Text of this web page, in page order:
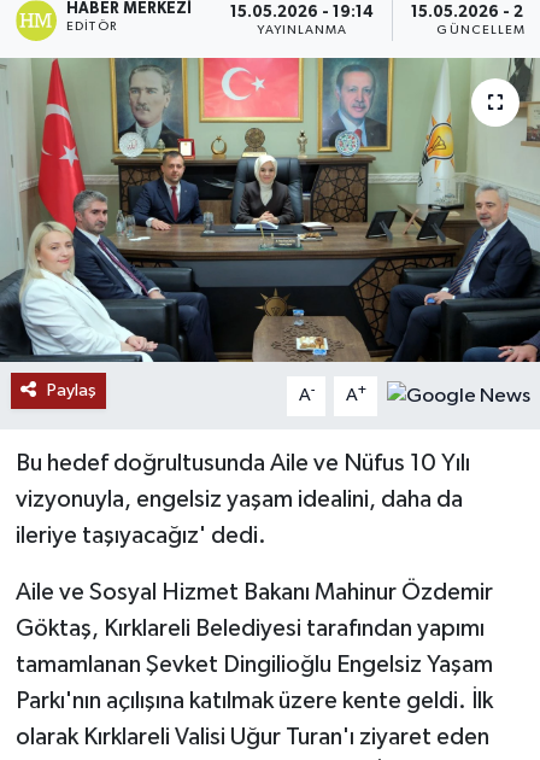
HABER MERKEZI
EDITÖR
15.05.2026 - 19:14
YAYINLANMA
15.05.2026 -
GÜNCELLEME
Paylaş A- A+
Bu hedef doğrultusunda Aile ve Nüfus 10 Yılı
vizyonuyla, engelsiz yaşam idealini, daha da
ileriye taşıyacağız' dedi.
Aile ve Sosyal Hizmet Bakanı Mahinur Özdemir
Göktaş, Kırklareli Belediyesi tarafından yapımı
tamamlanan Şevket Dingilioğlu Engelsiz Yaşam
Parkı'nın açılışına katılmak üzere kente geldi. İlk
olarak Kırklareli Valisi Uğur Turan'ı ziyaret eden
Gündem
Haberde İnsan
Kültür Sanat
Magazin
Politika
Son Dakika
Yaşam
Yerel
AboneHaber Özel